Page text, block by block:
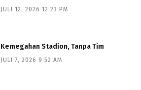
JULI 12, 2026 12:23 PM
Kemegahan Stadion, Tanpa Tim
JULI 7, 2026 9:52 AM